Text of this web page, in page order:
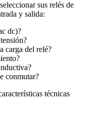
sus relés de
y salida:
dc)?
carga del relé?
conmutar?
técnicas